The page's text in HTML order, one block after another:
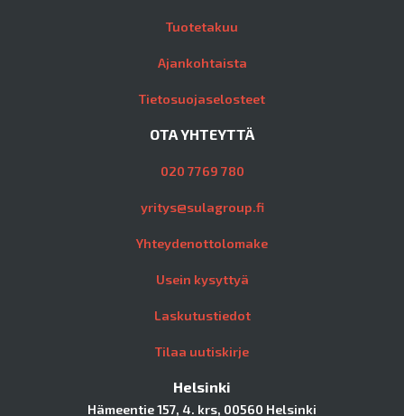
Tuotetakuu
Ajankohtaista
Tietosuojaselosteet
OTA YHTEYTTÄ
020 7769 780
yritys@sulagroup.fi
Yhteydenottolomake
Usein kysyttyä
Laskutustiedot
Tilaa uutiskirje
Helsinki
Hämeentie 157, 4. krs, 00560 Helsinki